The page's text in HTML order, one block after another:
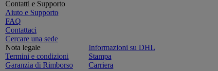
Contatti e Supporto
Aiuto e Supporto
FAQ
Contattaci
Cercare una sede
Nota legale
Termini e condizioni
Garanzia di Rimborso
Informazioni su DHL
Stampa
Carriera